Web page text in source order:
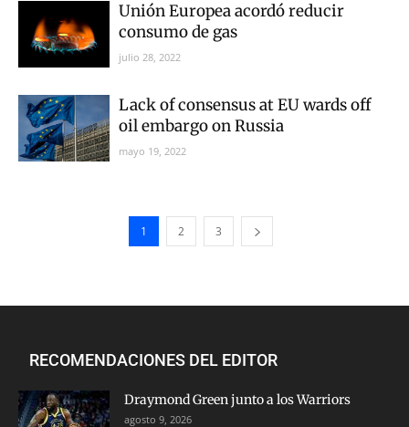
Unión Europea acordó reducir
consumo de gas
julio 28, 2022
Lack of consensus at EU wards off
oil embargo on Russia
mayo 19, 2022
1 2 3
RECOMENDACIONES DEL EDITOR
Draymond Green junto a los Warriors
agosto 9, 2026